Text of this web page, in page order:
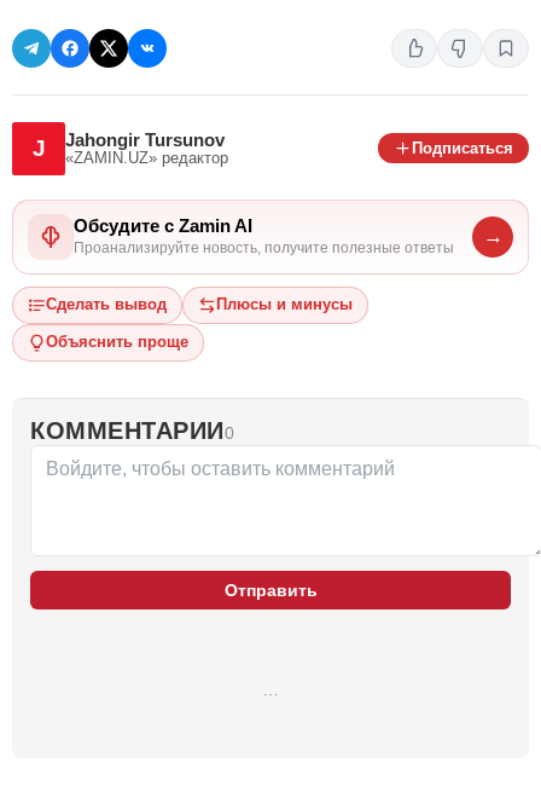
J Jahongir Tursunov
«ZAMIN.UZ» редактор
Подписаться
Обсудите с Zamin AI
Проанализируйте новость, получите полезные ответы
→
Сделать вывод Плюсы и минусы
Объяснить проще
КОММЕНТАРИИ0
Отправить